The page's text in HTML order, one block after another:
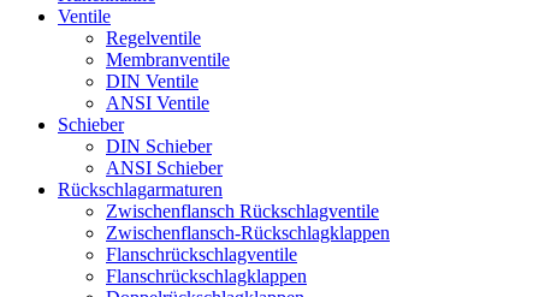
Ventile
Regelventile
Membranventile
DIN Ventile
ANSI Ventile
Schieber
DIN Schieber
ANSI Schieber
Rückschlag­armaturen
Zwischenflansch Rückschlagventile
Zwischenflansch-Rückschlagklappen
Flanschrückschlagventile
Flanschrückschlagklappen